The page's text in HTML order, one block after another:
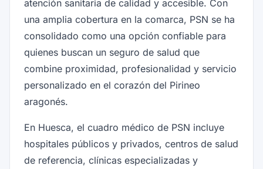
atención sanitaria de calidad y accesible. Con
una amplia cobertura en la comarca, PSN se ha
consolidado como una opción confiable para
quienes buscan un seguro de salud que
combine proximidad, profesionalidad y servicio
personalizado en el corazón del Pirineo
aragonés.
En Huesca, el cuadro médico de PSN incluye
hospitales públicos y privados, centros de salud
de referencia, clínicas especializadas y